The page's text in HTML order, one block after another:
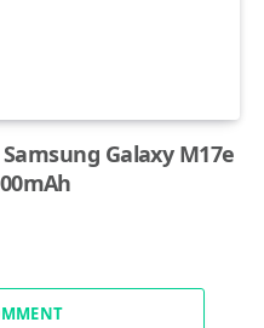
Galaxy M17e